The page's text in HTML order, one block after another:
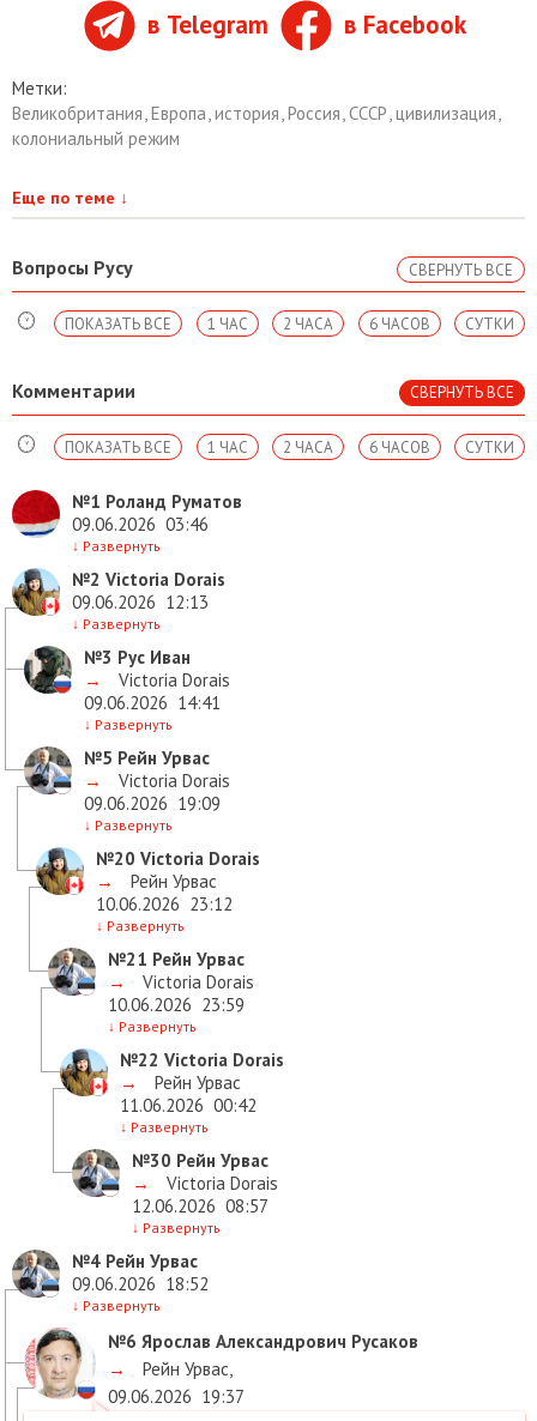
в Telegram в Facebook
Метки:
Великобритания Европа история Россия СССР цивилизация
колониальный режим
Еще по теме ↓
Вопросы Русу СВЕРНУТЬ ВСЕ
СУТКИ
6 ЧАСОВ
2 ЧАСА
1 ЧАС
ПОКАЗАТЬ ВСЕ
Комментарии СВЕРНУТЬ ВСЕ
СУТКИ
6 ЧАСОВ
2 ЧАСА
1 ЧАС
ПОКАЗАТЬ ВСЕ
№1 Роланд Руматов
09.06.2026 03:46
↓ Развернуть
№2 Victoria Dorais
09.06.2026 12:13
↓ Развернуть
№3 Рус Иван
→
Victoria Dorais
09.06.2026 14:41
↓ Развернуть
№5 Рейн Урвас
→
Victoria Dorais
09.06.2026 19:09
↓ Развернуть
№20 Victoria Dorais
→
Рейн Урвас
10.06.2026 23:12
↓ Развернуть
№21 Рейн Урвас
→
Victoria Dorais
10.06.2026 23:59
↓ Развернуть
№22 Victoria Dorais
→
Рейн Урвас
11.06.2026 00:42
↓ Развернуть
№30 Рейн Урвас
→
Victoria Dorais
12.06.2026 08:57
↓ Развернуть
№4 Рейн Урвас
09.06.2026 18:52
↓ Развернуть
№6 Ярослав Александрович Русаков
→
Рейн Урвас
09.06.2026 19:37